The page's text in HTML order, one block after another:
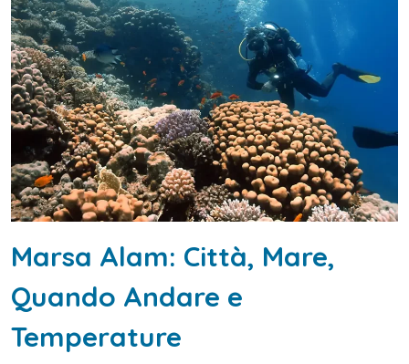
Marsa Alam: Città, Mare,
Quando Andare e
Temperature